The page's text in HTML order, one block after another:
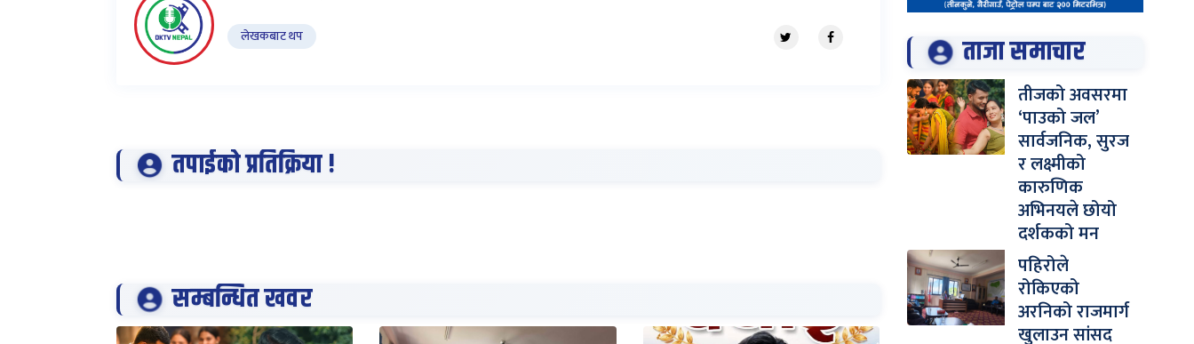
लेखकबाट थप
तपाईको प्रतिक्रिया !
सम्बन्धित खवर
ताजा समाचार
तीजको अवसरमा
‘पाउको जल’
सार्वजनिक, सुरज
र लक्ष्मीको
कारुणिक
अभिनयले छोयो
दर्शकको मन
पहिरोले
रोकिएको
अरनिको राजमार्ग
खुलाउन सांसद